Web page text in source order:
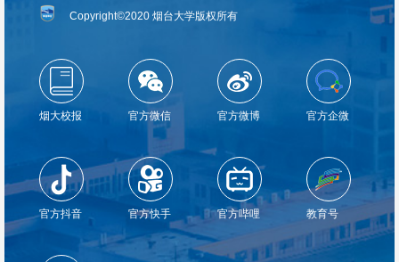
Copyright©2020 烟台大学版权所有
烟大校报 官方微信 官方微博 官方企微
官方抖音 官方快手 官方哔哩 教育号